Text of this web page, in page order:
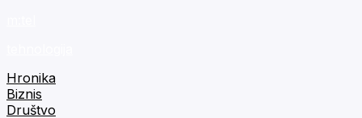
Hronika
Biznis
Društvo